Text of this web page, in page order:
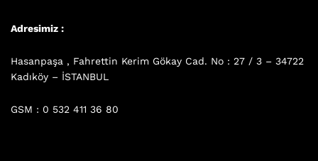
Adresimiz :
Hasanpaşa , Fahrettin Kerim Gökay Cad. No : 27 / 3 – 34722
Kadıköy – İSTANBUL
GSM : 0 532 411 36 80